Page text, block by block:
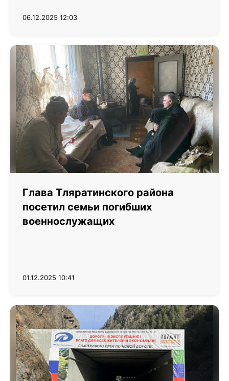
06.12.2025 12:03
Глава Тляратинского района
посетил семьи погибших
военнослужащих
01.12.2025 10:41